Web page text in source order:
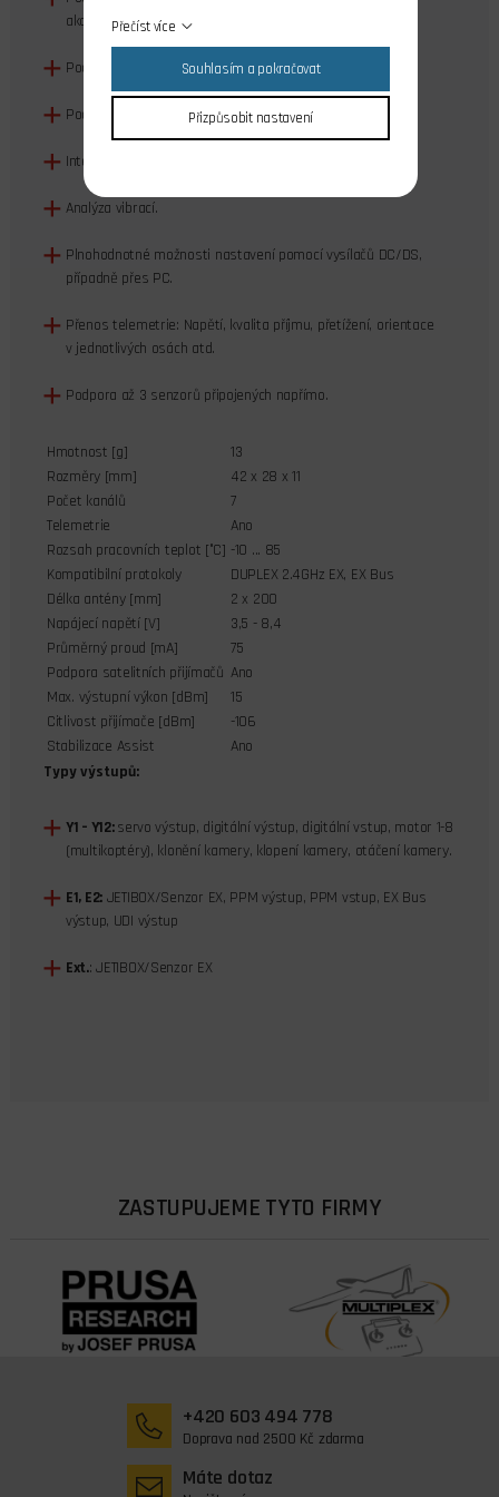
akcelerometru.
Podpora pro LED pásek sestávající z čipů WS2812.
Podpora pro externí závěs kamery (gimbal) řízený servy.
Inteligentní fail-safe.
Analýza vibrací.
Plnohodnotné možnosti nastavení pomocí vysílačů DC/DS,
případně přes PC.
Přenos telemetrie: Napětí, kvalita příjmu, přetížení, orientace
v jednotlivých osách atd.
Podpora až 3 senzorů připojených napřímo.
Hmotnost [g]
13
Rozměry [mm]
42 x 28 x 11
Počet kanálů
7
Telemetrie
Ano
Rozsah pracovních teplot [°C] -10 ... 85
Kompatibilní protokoly
DUPLEX 2.4GHz EX, EX Bus
Délka antény [mm]
2 x 200
Napájecí napětí [V]
3,5 - 8,4
Průměrný proud [mA]
75
Podpora satelitních přijímačů Ano
Max. výstupní výkon [dBm]
15
Citlivost přijímače [dBm]
-106
Stabilizace Assist
Ano
Typy výstupů:
Y1 – Y12:servo výstup, digitální výstup, digitální vstup, motor 1-8
(multikoptéry), klonění kamery, klopení kamery, otáčení kamery.
E1, E2: JETIBOX/Senzor EX, PPM výstup, PPM vstup, EX Bus
výstup, UDI výstup
Ext.: JETIBOX/Senzor EX
ZASTUPUJEME TYTO FIRMY
+420 603 494 778
Doprava nad 2500 Kč zdarma
Máte dotaz
Přečíst více
Souhlasím a pokračovat
Přizpůsobit nastavení